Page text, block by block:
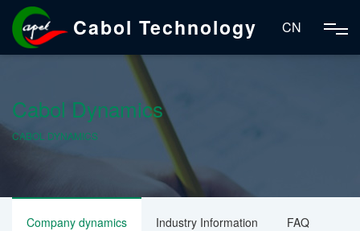
Cabol Technology CN
Cabol Dynamics
CABOL DYNAMICS
Company dynamics Industry Information FAQ